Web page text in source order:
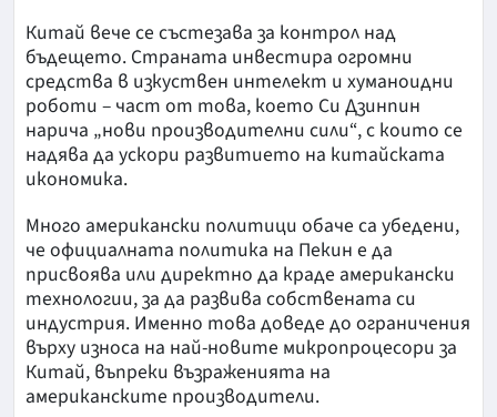
Китай вече се състезава за контрол над
бъдещето. Страната инвестира огромни
средства в изкуствен интелект и хуманоидни
роботи – част от това, което Си Дзинпин
нарича „нови производителни сили“, с които се
надява да ускори развитието на китайската
икономика.
Много американски политици обаче са убедени,
че официалната политика на Пекин е да
присвоява или директно да краде американски
технологии, за да развива собствената си
индустрия. Именно това доведе до ограничения
върху износа на най-новите микропроцесори за
Китай, въпреки възраженията на
американските производители.